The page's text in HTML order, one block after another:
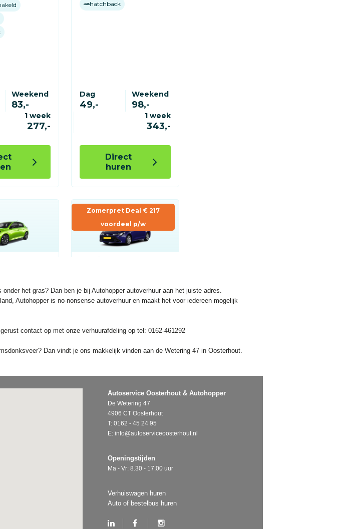
het gras? Dan ben je bij Autohopper autoverhuur aan het juiste adres.
Autohopper is no-nonsense autoverhuur en maakt het voor iedereen mogelijk
contact op met onze verhuurafdeling op tel: 0162-461292
Dan vindt je ons makkelijk vinden aan de Wetering 47 in Oosterhout.
Autoservice Oosterhout & Autohopper
De Wetering 47
4906 CT Oosterhout
T: 0162 - 45 24 95
E: info@autoserviceoosterhout.nl
Openingstijden
Ma - Vr: 8.30 - 17.00 uur
Verhuiswagen huren
Auto of bestelbus huren